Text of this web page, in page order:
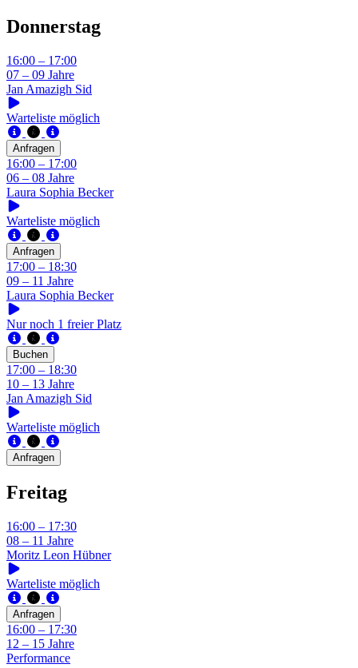
Donnerstag
16:00 – 17:00
07 – 09 Jahre
Jan Amazigh Sid
Warteliste möglich
Anfragen
16:00 – 17:00
06 – 08 Jahre
Laura Sophia Becker
Warteliste möglich
Anfragen
17:00 – 18:30
09 – 11 Jahre
Laura Sophia Becker
Nur noch 1 freier Platz
Buchen
17:00 – 18:30
10 – 13 Jahre
Jan Amazigh Sid
Warteliste möglich
Anfragen
Freitag
16:00 – 17:30
08 – 11 Jahre
Moritz Leon Hübner
Warteliste möglich
Anfragen
16:00 – 17:30
12 – 15 Jahre
Performance